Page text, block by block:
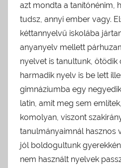
azt mondta a tanítónénim,
tudsz, annyi ember vagy.
kéttannyelvű iskolába
anyanyelv mellett
nyelvet is tanultunk,
harmadik nyelv is be lett
gimnáziumba egy
latin, amit meg sem
komolyan, viszont
tanulmányaimnál hasznos
jól boldogultunk
nem használt nyelvek